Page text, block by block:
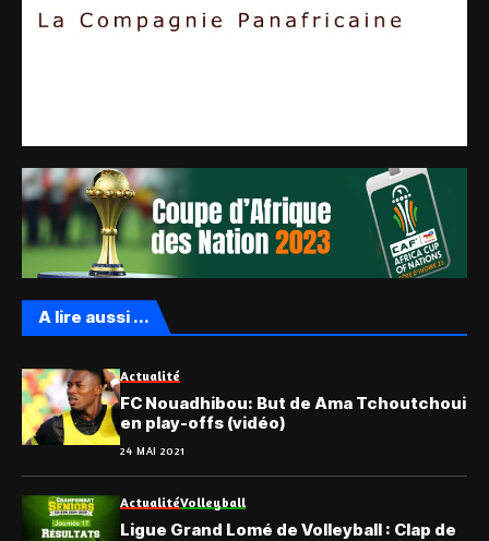
A lire aussi ...
Actualité
FC Nouadhibou: But de Ama Tchoutchoui
en play-offs (vidéo)
24 MAI 2021
ActualitéVolleyball
Ligue Grand Lomé de Volleyball : Clap de